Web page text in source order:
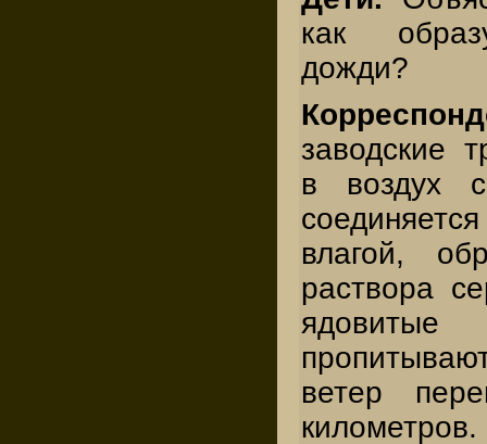
как
дожди?
заводские
в воздух
влагой,
раствора
ветер